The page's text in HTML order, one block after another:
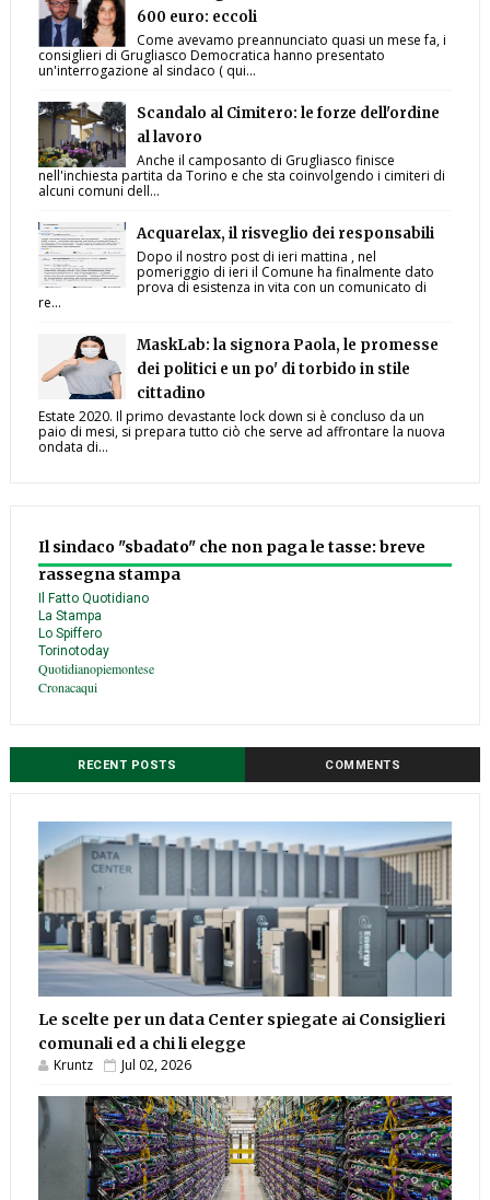
600 euro: eccoli
Come avevamo preannunciato quasi un mese fa, i
consiglieri di Grugliasco Democratica hanno presentato
un'interrogazione al sindaco ( qui...
Scandalo al Cimitero: le forze dell'ordine
al lavoro
Anche il camposanto di Grugliasco finisce
nell'inchiesta partita da Torino e che sta coinvolgendo i cimiteri di
alcuni comuni dell...
Acquarelax, il risveglio dei responsabili
Dopo il nostro post di ieri mattina , nel
pomeriggio di ieri il Comune ha finalmente dato
prova di esistenza in vita con un comunicato di
re...
MaskLab: la signora Paola, le promesse
dei politici e un po' di torbido in stile
cittadino
Estate 2020. Il primo devastante lock down si è concluso da un
paio di mesi, si prepara tutto ciò che serve ad affrontare la nuova
ondata di...
Il sindaco "sbadato" che non paga le tasse: breve
rassegna stampa
Il Fatto Quotidiano
La Stampa
Lo Spiffero
Torinotoday
Quotidianopiemontese
Cronacaqui
RECENT POSTS COMMENTS
Le scelte per un data Center spiegate ai Consiglieri
comunali ed a chi li elegge
Kruntz Jul 02, 2026